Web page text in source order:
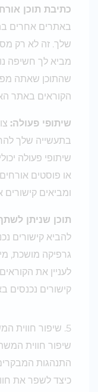
כתיבת תוכן אורח (Guest Posts):
באתרים אחרים
שלך. זה לא רק מספק
מביא לך חשיפה
שהתוכן שאתה מפרסם
הקוראים באתר האורח.
שיתופי פעולה:צור
בתעשייה שלך
שיתופי פעולה
או פוסטים אורחים,
ומביאים קישורים
תוכן שניתן לשתף:
להביא קישורים
גרפיקה מושכת, מידע
לעניין את הקוראים
קישורים נכנסים
התנהגות המבקרים
כיצד לשפר את